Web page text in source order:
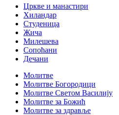
Цркве и манастири
Хиландар
Студеница
Жича
Милешева
Сопоћани
Дечани
Молитве
Молитве Богородици
Молитве Светом Василију
Молитве за Божић
Молитве за здравље